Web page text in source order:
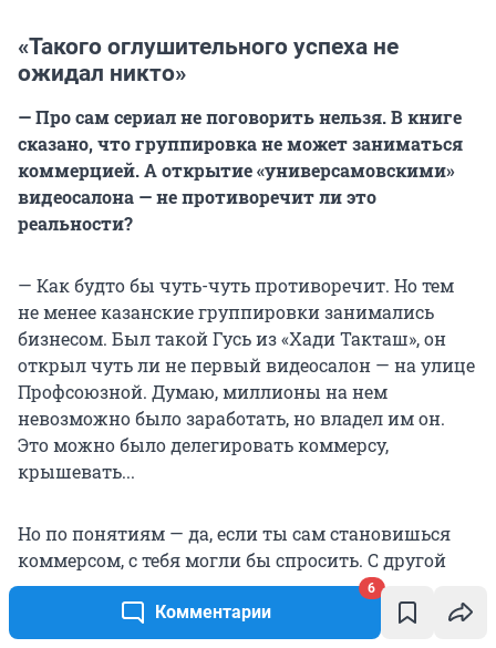
Комментарии
6
«Такого оглушительного успеха не
ожидал никто»
— Про сам сериал не поговорить нельзя. В книге
сказано, что группировка не может заниматься
коммерцией. А открытие «универсамовскими»
видеосалона — не противоречит ли это
реальности?
— Как будто бы чуть-чуть противоречит. Но тем
не менее казанские группировки занимались
бизнесом. Был такой Гусь из «Хади Такташ», он
открыл чуть ли не первый видеосалон — на улице
Профсоюзной. Думаю, миллионы на нем
невозможно было заработать, но владел им он.
Это можно было делегировать коммерсу,
крышевать...
Но по понятиям — да, если ты сам становишься
коммерсом, с тебя могли бы спросить. С другой
стороны, если ты духовитый, как Вова Адидас, то
кто с тебя спросит? Кащей? Он «отшит». Если ты
такой же крутой, как Желтый, мог бы